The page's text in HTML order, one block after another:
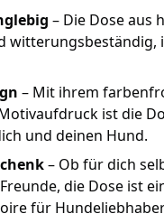
– Die Dose aus
witterungsbeständig,
– Mit ihrem
ist die
und deinen Hund.
– Ob für dich
die Dose ist
für